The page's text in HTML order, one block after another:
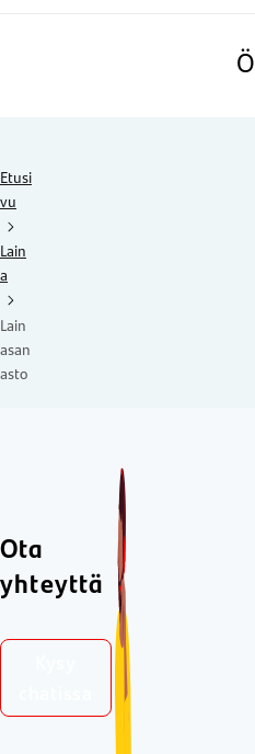
Ö
Etusi
vu
Lain
a
Lain
asan
asto
Ota
yhteyttä